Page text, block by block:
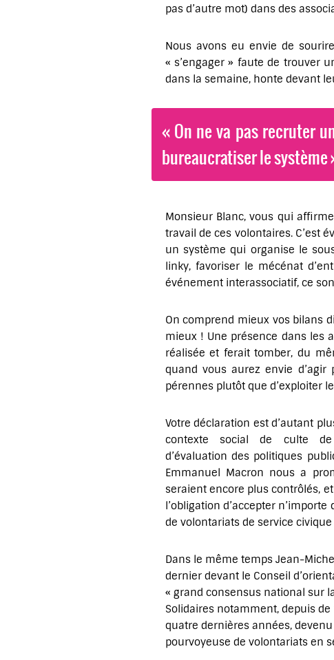
pas d’autre mot) dans des
Nous avons eu envie de
« s’engager » faute de trouver
dans la semaine, honte devant
« On ne va pas recruter
bureaucratiser le système
Monsieur Blanc, vous qui
travail de ces volontaires. C’est
un système qui organise le
linky, favoriser le mécénat
événement interassociatif, ce
On comprend mieux vos bilans
mieux ! Une présence dans les
réalisée et ferait tomber, du
quand vous aurez envie
pérennes plutôt que d’exploiter
Votre déclaration est d’autant
contexte social de culte
d’évaluation des politiques
Emmanuel Macron nous a
seraient encore plus contrôlés,
l’obligation d’accepter
de volontariats de service
Dans le même temps Jean-
dernier devant le Conseil
« grand consensus national sur
Solidaires notamment, depuis
quatre dernières années,
pourvoyeuse de volontariats en